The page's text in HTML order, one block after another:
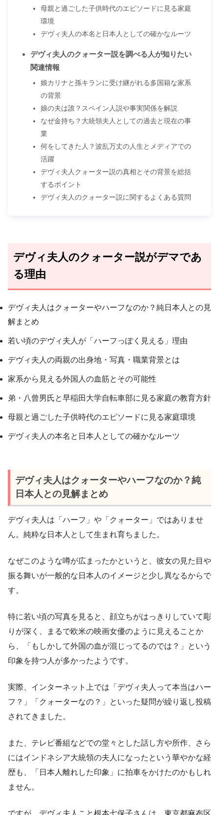
母親と過ごした子供時代のエピソードに見る家庭
環境
デヴィ夫人の本名と日本人としての確かなルーツ
デヴィ夫人のクォーター説を調べる人が知りたい
関連情報
娘カリナと孫キランに受け継がれる多国籍な家系
の背景
娘の夫は誰？スペイン人説や事実関係を解説
なぜ金持ち？大統領夫人としての過去と現在の事
業
何をしてきた人？波乱万丈の人生とメディアでの
活躍
デヴィ夫人クォーター説の真相とその背景を総括
するポイント
デヴィ夫人のクォーター説に関するよくある質問
デヴィ夫人のクォーター説がデマであ
る理由
デヴィ夫人はクォーターやハーフなのか？純日本人との見
解まとめ
若い頃のデヴィ夫人が「ハーフっぽく見える」理由
デヴィ夫人の両親の出身地・写真・職業背景とは
家系から見える外国人の血筋とその可能性
弟・八曾男氏と早稲田大学自転車部に見る家庭の教育方針
母親と過ごした子供時代のエピソードに見る家庭環境
デヴィ夫人の本名と日本人としての確かなルーツ
デヴィ夫人はクォーターやハーフなのか？純
日本人との見解まとめ
デヴィ夫人は「ハーフ」や「クォーター」ではありませ
ん。純粋な日本人として生まれ育ちました。
なぜこのような噂が広まったかというと、彼女の見た目や
振る舞いが一般的な日本人のイメージと少し異なるからで
す。
特に若い頃の写真を見ると、顔立ちがはっきりしていて彫
りが深く、まるで欧米の映画女優のように見えることか
ら、「もしかして外国の血が混じってるのでは？」という
印象を持つ人が多かったようです。
実際、インターネット上では「デヴィ夫人って本当はハー
フ？」「クォーターなの？」といった疑問が繰り返し投稿
されてきました。
また、テレビ番組などでの堂々とした話し方や所作、さら
にはインドネシア大統領の夫人になったという華やかな経
歴も、「日本人離れした印象」に拍車をかけたのかもしれ
ません。